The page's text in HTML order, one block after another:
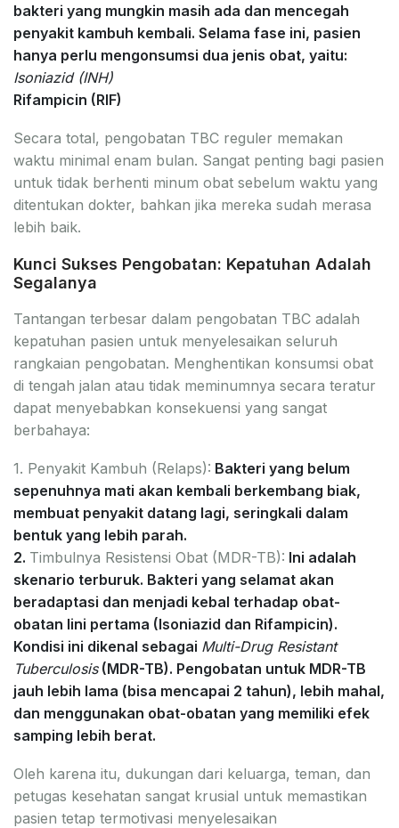
bakteri yang mungkin masih ada dan mencegah
penyakit kambuh kembali. Selama fase ini, pasien
hanya perlu mengonsumsi dua jenis obat, yaitu:
Isoniazid (INH)
Rifampicin (RIF)
Secara total, pengobatan TBC reguler memakan
waktu minimal enam bulan. Sangat penting bagi pasien
untuk tidak berhenti minum obat sebelum waktu yang
ditentukan dokter, bahkan jika mereka sudah merasa
lebih baik.
Kunci Sukses Pengobatan: Kepatuhan Adalah
Segalanya
Tantangan terbesar dalam pengobatan TBC adalah
kepatuhan pasien untuk menyelesaikan seluruh
rangkaian pengobatan. Menghentikan konsumsi obat
di tengah jalan atau tidak meminumnya secara teratur
dapat menyebabkan konsekuensi yang sangat
berbahaya:
1. Penyakit Kambuh (Relaps): Bakteri yang belum
sepenuhnya mati akan kembali berkembang biak,
membuat penyakit datang lagi, seringkali dalam
bentuk yang lebih parah.
2. Timbulnya Resistensi Obat (MDR-TB): Ini adalah
skenario terburuk. Bakteri yang selamat akan
beradaptasi dan menjadi kebal terhadap obat-
obatan lini pertama (Isoniazid dan Rifampicin).
Kondisi ini dikenal sebagai Multi-Drug Resistant
Tuberculosis(MDR-TB). Pengobatan untuk MDR-TB
jauh lebih lama (bisa mencapai 2 tahun), lebih mahal,
dan menggunakan obat-obatan yang memiliki efek
samping lebih berat.
Oleh karena itu, dukungan dari keluarga, teman, dan
petugas kesehatan sangat krusial untuk memastikan
pasien tetap termotivasi menyelesaikan